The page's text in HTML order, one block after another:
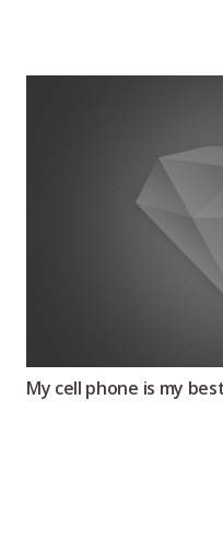
My cell phone is my